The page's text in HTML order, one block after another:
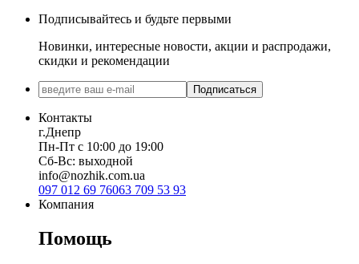
Подписывайтесь и будьте первыми
Новинки, интересные новости, акции и распродажи,
скидки и рекомендации
Подписаться
Контакты
г.Днепр
Пн-Пт с 10:00 до 19:00
Сб-Вс: выходной
info@nozhik.com.ua
097 012 69 76063 709 53 93
Компания
Помощь